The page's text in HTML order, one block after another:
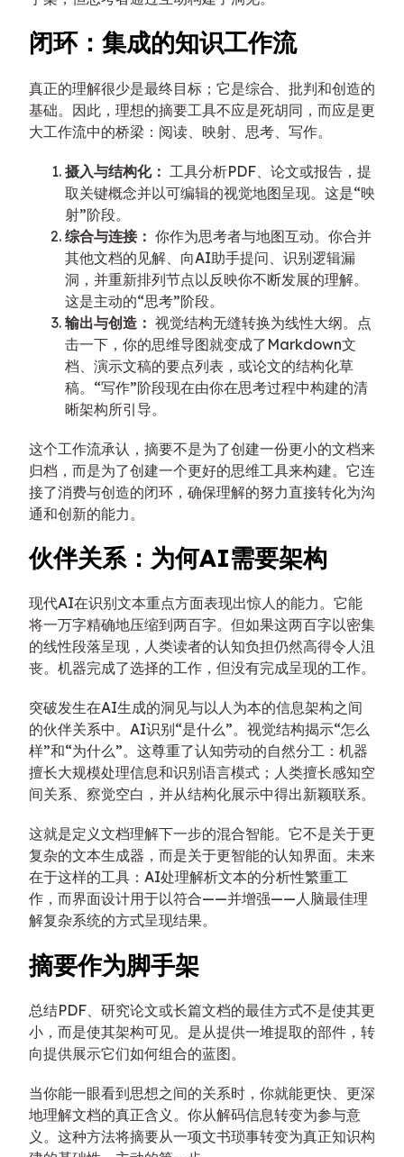
闭环：集成的知识工作流
真正的理解很少是最终目标；它是综合、批判和创造的
基础。因此，理想的摘要工具不应是死胡同，而应是更
大工作流中的桥梁：阅读、映射、思考、写作。
摄入与结构化： 工具分析PDF、论文或报告，提
取关键概念并以可编辑的视觉地图呈现。这是“映
射”阶段。
综合与连接： 你作为思考者与地图互动。你合并
其他文档的见解、向AI助手提问、识别逻辑漏
洞，并重新排列节点以反映你不断发展的理解。
这是主动的“思考”阶段。
输出与创造： 视觉结构无缝转换为线性大纲。点
击一下，你的思维导图就变成了Markdown文
档、演示文稿的要点列表，或论文的结构化草
稿。“写作”阶段现在由你在思考过程中构建的清
晰架构所引导。
这个工作流承认，摘要不是为了创建一份更小的文档来
归档，而是为了创建一个更好的思维工具来构建。它连
接了消费与创造的闭环，确保理解的努力直接转化为沟
通和创新的能力。
伙伴关系：为何AI需要架构
现代AI在识别文本重点方面表现出惊人的能力。它能
将一万字精确地压缩到两百字。但如果这两百字以密集
的线性段落呈现，人类读者的认知负担仍然高得令人沮
丧。机器完成了选择的工作，但没有完成呈现的工作。
突破发生在AI生成的洞见与以人为本的信息架构之间
的伙伴关系中。AI识别“是什么”。视觉结构揭示“怎么
样”和“为什么”。这尊重了认知劳动的自然分工：机器
擅长大规模处理信息和识别语言模式；人类擅长感知空
间关系、察觉空白，并从结构化展示中得出新颖联系。
这就是定义文档理解下一步的混合智能。它不是关于更
复杂的文本生成器，而是关于更智能的认知界面。未来
在于这样的工具：AI处理解析文本的分析性繁重工
作，而界面设计用于以符合——并增强——人脑最佳理
解复杂系统的方式呈现结果。
摘要作为脚手架
总结PDF、研究论文或长篇文档的最佳方式不是使其更
小，而是使其架构可见。是从提供一堆提取的部件，转
向提供展示它们如何组合的蓝图。
当你能一眼看到思想之间的关系时，你就能更快、更深
地理解文档的真正含义。你从解码信息转变为参与意
义。这种方法将摘要从一项文书琐事转变为真正知识构